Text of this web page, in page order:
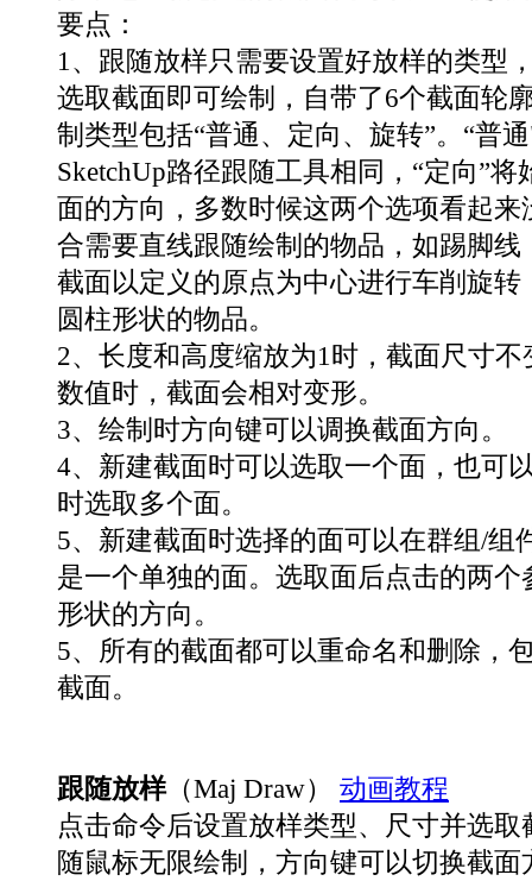
要点：
1、跟随放样只需要设置好放样的类型
选取截面即可绘制，自带了6个截面轮
制类型包括“普通、定向、旋转”。“普
SketchUp路径跟随工具相同，“定向”将
面的方向，多数时候这两个选项看起来
合需要直线跟随绘制的物品，如踢脚线
截面以定义的原点为中心进行车削旋转
圆柱形状的物品。
2、长度和高度缩放为1时，截面尺寸
数值时，截面会相对变形。
3、绘制时方向键可以调换截面方向。
4、新建截面时可以选取一个面，也可
时选取多个面。
5、新建截面时选择的面可以在群组/组
是一个单独的面。选取面后点击的两个
形状的方向。
5、所有的截面都可以重命名和删除，
截面。
跟随放样（Maj Draw）
动画教程
点击命令后设置放样类型、尺寸并选取
随鼠标无限绘制，方向键可以切换截面